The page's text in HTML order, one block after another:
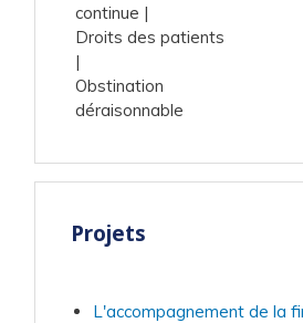
continue
Droits des patients
Obstination
déraisonnable
Projets
L'accompagnement de la